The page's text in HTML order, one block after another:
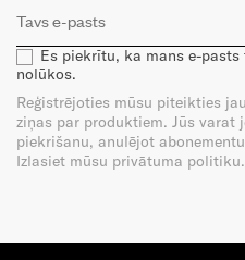
Es piekrītu, ka mans e-
nolūkos.
Reģistrējoties mūsu piteikties
ziņas par produktiem. Jūs varat
piekrišanu, anulējot
Izlasiet mūsu privātuma politiku.